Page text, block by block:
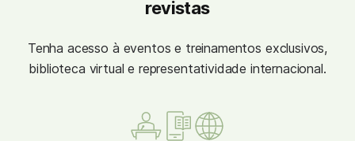
revistas
Tenha acesso à eventos e treinamentos exclusivos,
biblioteca virtual e representatividade internacional.